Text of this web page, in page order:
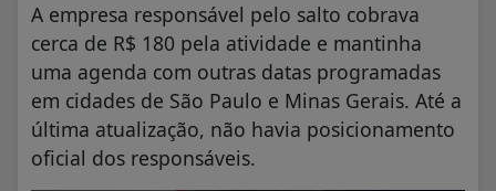
A empresa responsável pelo salto cobrava
cerca de R$ 180 pela atividade e mantinha
uma agenda com outras datas programadas
em cidades de São Paulo e Minas Gerais. Até a
última atualização, não havia posicionamento
oficial dos responsáveis.